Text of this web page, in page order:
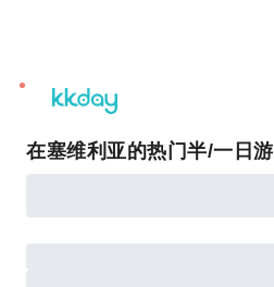
unread
notifications
在塞维利亚的热门半/一日游